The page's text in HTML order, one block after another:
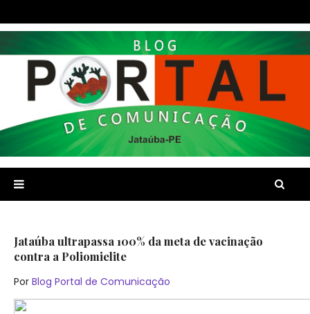
Jataúba ultrapassa 100% da meta de vacinação
contra a Poliomielite
Por Blog Portal de Comunicação